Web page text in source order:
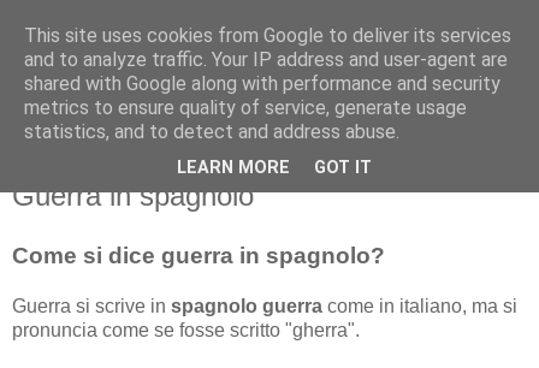
venerdì 11 dicembre 2015
Guerra in spagnolo
Come si dice guerra in spagnolo?
Guerra si scrive in spagnolo guerra come in italiano, ma si
pronuncia come se fosse scritto "gherra".
This site uses cookies from Google to deliver its services
and to analyze traffic. Your IP address and user-agent are
shared with Google along with performance and security
metrics to ensure quality of service, generate usage
statistics, and to detect and address abuse.
LEARN MORE GOT IT